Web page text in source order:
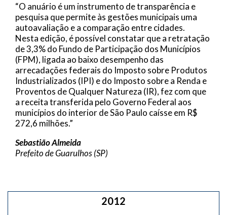
“O anuário é um instrumento de transparência e
pesquisa que permite às gestões municipais uma
autoavaliação e a comparação entre cidades.
Nesta edição, é possível constatar que a retratação
de 3,3% do Fundo de Participação dos Municípios
(FPM), ligada ao baixo desempenho das
arrecadações federais do Imposto sobre Produtos
Industrializados (IPI) e do Imposto sobre a Renda e
Proventos de Qualquer Natureza (IR), fez com que
a receita transferida pelo Governo Federal aos
municípios do interior de São Paulo caísse em R$
272,6 milhões.”
Sebastião Almeida
Prefeito de Guarulhos (SP)
2012